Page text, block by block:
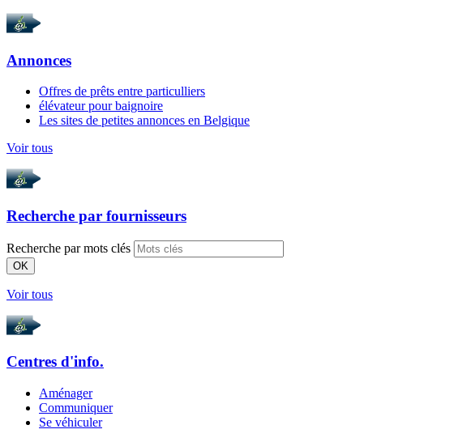
Annonces
Offres de prêts entre particulliers
élévateur pour baignoire
Les sites de petites annonces en Belgique
Voir tous
Recherche par fournisseurs
Recherche par mots clés
OK
Voir tous
Centres d'info.
Aménager
Communiquer
Se véhiculer